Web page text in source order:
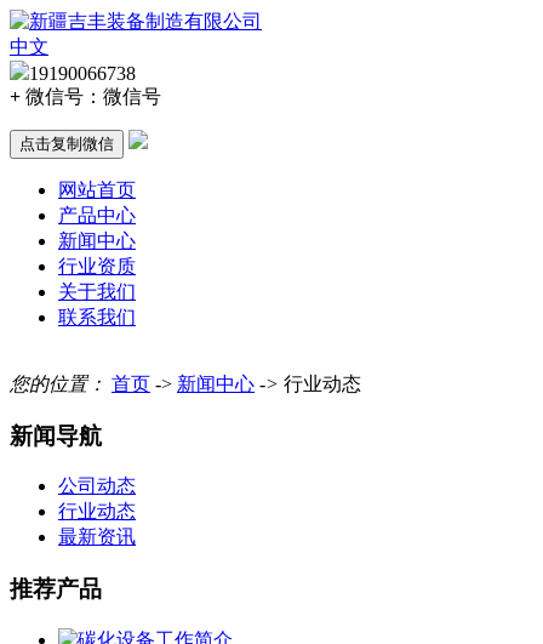
中文
19190066738
+ 微信号： 微信号
点击复制微信
网站首页
产品中心
新闻中心
行业资质
关于我们
联系我们
您的位置： 首页 -> 新闻中心 -> 行业动态
新闻导航
公司动态
行业动态
最新资讯
推荐产品